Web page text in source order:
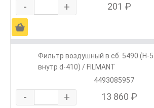
- + 201 ₽
Ä
Фильтр воздушный в сб. 5490 (H-
внутр d-410) / FILMANT
4493085957
- + 13 860 ₽